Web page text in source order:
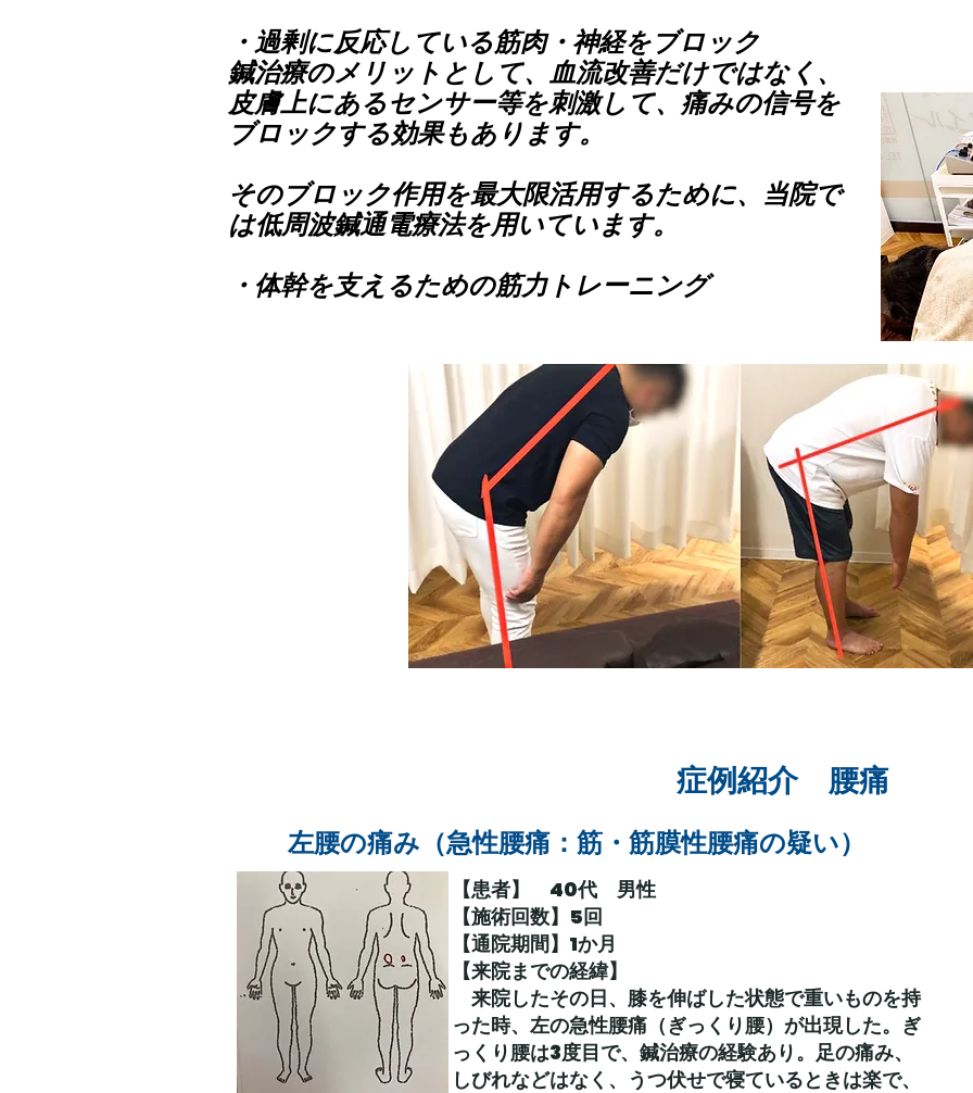
・過剰に反応している筋肉・神経をブロック
鍼治療のメリットとして、血流改善だけではなく、
皮膚上にあるセンサー等を刺激して、痛みの信号を
ブロックする効果もあります。
​そのブロック作用を最大限活用するために、当院で
は低周波鍼通電療法を用いています。
・体幹を支えるための筋力トレーニング
​症例紹介 腰痛
左腰の痛み​（急性腰痛：筋・筋膜性腰痛の疑い）
【患者】 40代 男性
【施術回数】5回
【通院期間】1か月
​【来院までの経緯】
来院したその日、膝を伸ばした状態で重いものを持
った時、左の急性腰痛（ぎっくり腰）が出現した。ぎ
っくり腰は3度目で、鍼治療の経験あり。足の痛み、
しびれなどはなく、うつ伏せで寝ているときは楽で、